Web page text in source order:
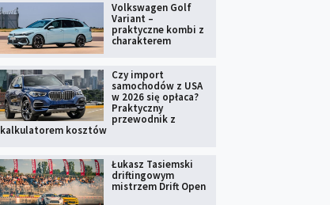
Volkswagen Golf
Variant –
praktyczne kombi z
charakterem
Czy import
samochodów z USA
w 2026 się opłaca?
Praktyczny
przewodnik z
kalkulatorem kosztów
Łukasz Tasiemski
driftingowym
mistrzem Drift Open